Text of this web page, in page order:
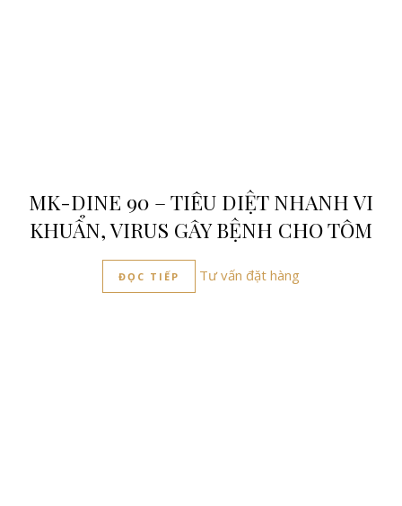
MK-DINE 90 – TIÊU DIỆT NHANH VI
KHUẨN, VIRUS GÂY BỆNH CHO TÔM
ĐỌC TIẾP Tư vấn đặt hàng